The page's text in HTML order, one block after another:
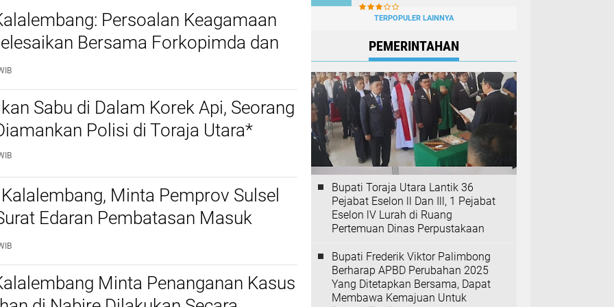
Persoalan Keagamaan
Bersama Forkopimda dan
Sabu di Dalam Korek Api, Seorang
Polisi di Toraja Utara*
Minta Pemprov Sulsel
Edaran Pembatasan Masuk
Tana Toraja dan Toraja
Minta Penanganan Kasus
TERPOPULER LAINNYA
PEMERINTAHAN
Bupati Toraja Utara Lantik 36
Pejabat Eselon ll Dan Ill, 1 Pejabat
Eselon lV Lurah di Ruang
Pertemuan Dinas Perpustakaan
Bupati Frederik Viktor Palimbong
Berharap APBD Perubahan 2025
Yang Ditetapkan Bersama, Dapat
Membawa Kemajuan Untuk